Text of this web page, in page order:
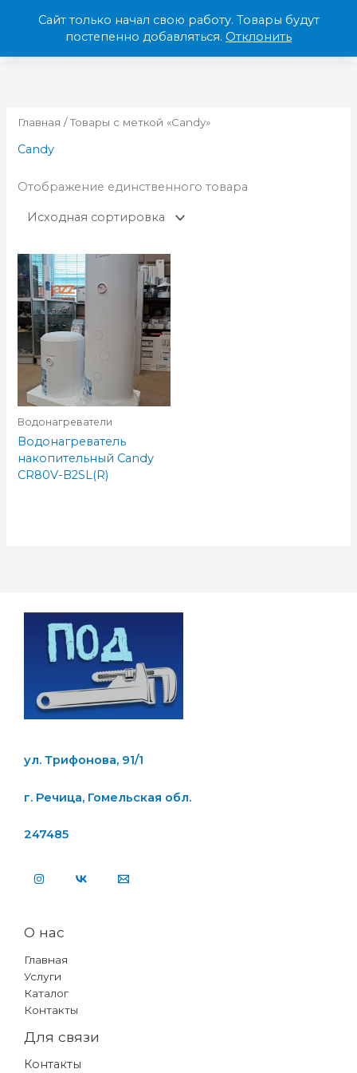
Сайт только начал свою работу. Товары будут
постепенно добавляться. Отклонить
содержимому
МЕНЮ
Главная / Товары с меткой «Candy»
Candy
Отображение единственного товара
Водонагреватели
Водонагреватель
накопительный Candy
CR80V-B2SL(R)
ул. Трифонова, 91/1
г. Речица, Гомельская обл.
247485
О нас
Главная
Услуги
Каталог
Контакты
Для связи
Контакты